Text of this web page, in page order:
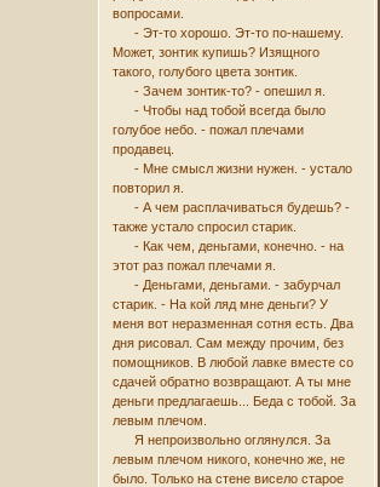
вопросами.
- Эт-то хорошо. Эт-то по-нашему.
Может, зонтик купишь? Изящного
такого, голубого цвета зонтик.
- Зачем зонтик-то? - опешил я.
- Чтобы над тобой всегда было
голубое небо. - пожал плечами
продавец.
- Мне смысл жизни нужен. - устало
повторил я.
- А чем расплачиваться будешь? -
также устало спросил старик.
- Как чем, деньгами, конечно. - на
этот раз пожал плечами я.
- Деньгами, деньгами. - забурчал
старик. - На кой ляд мне деньги? У
меня вот неразменная сотня есть. Два
дня рисовал. Сам между прочим, без
помощников. В любой лавке вместе со
сдачей обратно возвращают. А ты мне
деньги предлагаешь... Беда с тобой. За
левым плечом.
Я непроизвольно оглянулся. За
левым плечом никого, конечно же, не
было. Только на стене висело старое